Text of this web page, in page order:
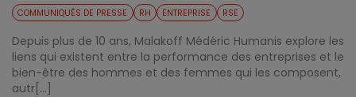
COMMUNIQUÉS DE PRESSE RH ENTREPRISE RSE
Depuis plus de 10 ans, Malakoff Médéric Humanis explore les
liens qui existent entre la performance des entreprises et le
bien-être des hommes et des femmes qui les composent,
autr[...]